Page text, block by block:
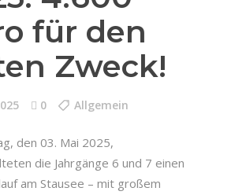
für den
Zweck!
0 Allgemein
den 03. Mai 2025,
die Jahrgänge 6 und 7 einen
am Stausee – mit großem